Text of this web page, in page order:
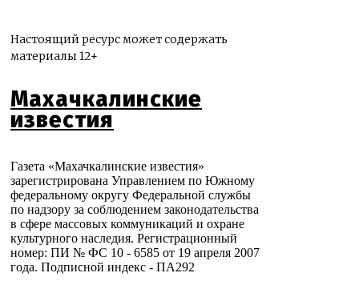
Настоящий ресурс может содержать
материалы 12+
Махачкалинские
известия
Газета «Махачкалинские известия»
зарегистрирована Управлением по Южному
федеральному округу Федеральной службы
по надзору за соблюдением законодательства
в сфере массовых коммуникаций и охране
культурного наследия. Регистрационный
номер: ПИ № ФС 10 - 6585 от 19 апреля 2007
года. Подписной индекс - ПА292